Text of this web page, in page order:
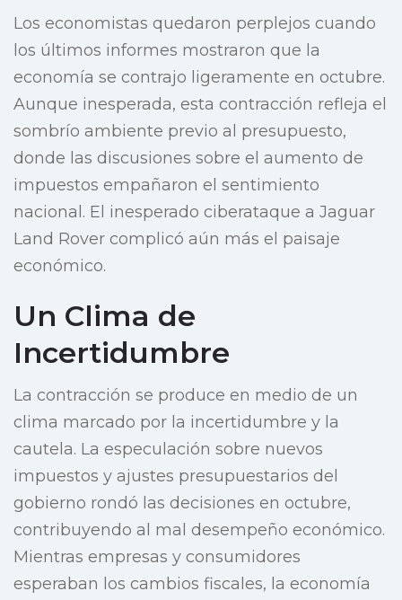
Los economistas quedaron perplejos cuando
los últimos informes mostraron que la
economía se contrajo ligeramente en octubre.
Aunque inesperada, esta contracción refleja el
sombrío ambiente previo al presupuesto,
donde las discusiones sobre el aumento de
impuestos empañaron el sentimiento
nacional. El inesperado ciberataque a Jaguar
Land Rover complicó aún más el paisaje
económico.
Un Clima de
Incertidumbre
La contracción se produce en medio de un
clima marcado por la incertidumbre y la
cautela. La especulación sobre nuevos
impuestos y ajustes presupuestarios del
gobierno rondó las decisiones en octubre,
contribuyendo al mal desempeño económico.
Mientras empresas y consumidores
esperaban los cambios fiscales, la economía